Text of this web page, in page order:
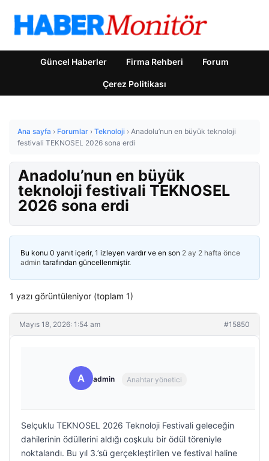
Güncel Haberler Firma Rehberi Forum
Çerez Politikası
Ana sayfa › Forumlar › Teknoloji › Anadolu’nun en büyük teknoloji
festivali TEKNOSEL 2026 sona erdi
Anadolu’nun en büyük
teknoloji festivali TEKNOSEL
2026 sona erdi
Bu konu 0 yanıt içerir, 1 izleyen vardır ve en son 2 ay 2 hafta önce
admin tarafından güncellenmiştir.
1 yazı görüntüleniyor (toplam 1)
Mayıs 18, 2026: 1:54 am #15850
A admin Anahtar yönetici
Selçuklu TEKNOSEL 2026 Teknoloji Festivali geleceğin
dahilerinin ödüllerini aldığı coşkulu bir ödül töreniyle
noktalandı. Bu yıl 3.’sü gerçekleştirilen ve festival haline